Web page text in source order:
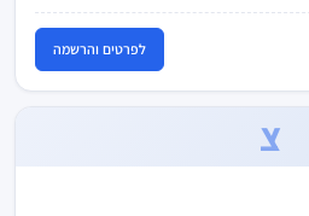
לפרטים והרשמה
צ